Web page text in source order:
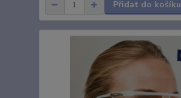
Přidat do košíku